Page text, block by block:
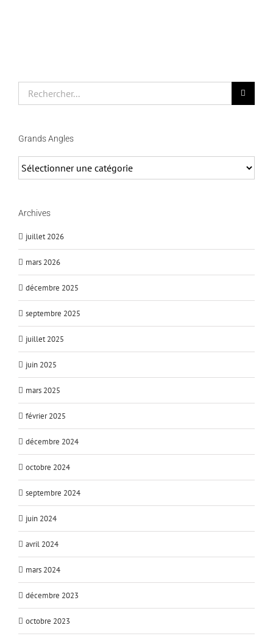
Grands Angles
Angles
Archives
juillet 2026
mars 2026
décembre 2025
septembre 2025
juillet 2025
juin 2025
mars 2025
février 2025
décembre 2024
octobre 2024
septembre 2024
juin 2024
avril 2024
mars 2024
décembre 2023
octobre 2023